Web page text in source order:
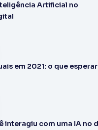
Artificial no
em 2021: o que
interagiu com uma IA no